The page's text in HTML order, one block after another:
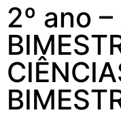
2º ano